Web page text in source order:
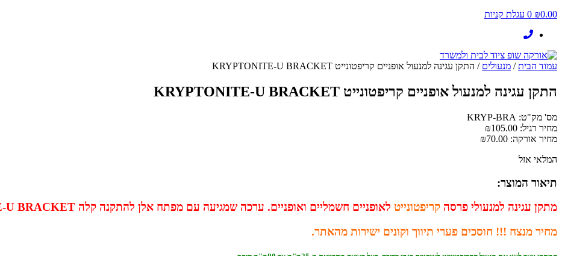
₪0.00
0 עגלת קניות
עמוד הבית/ מנעולים / התקן עגינה למנעול אופניים קריפטונייט KRYPTONITE-U BRACKET
התקן עגינה למנעול אופניים קריפטונייט KRYPTONITE-U BRACKET
מס' מק"ט: KRYP-BRA
מחיר רגיל:
₪105.00
מחיר אורקה:
₪70.00
המלאי אזל
תיאור המוצר:
מתקן עגינה למנעולי פרסה קריפטונייט לאופניים חשמליים ואופניים. ערכה שמגיעה עם מפתח אלן להתקנה קלה TRANSIT FLEXFRAME-U BRACKET.
מחיר מנצח !!! חוסכים פערי תיווך וקונים ישירות מהאתר.